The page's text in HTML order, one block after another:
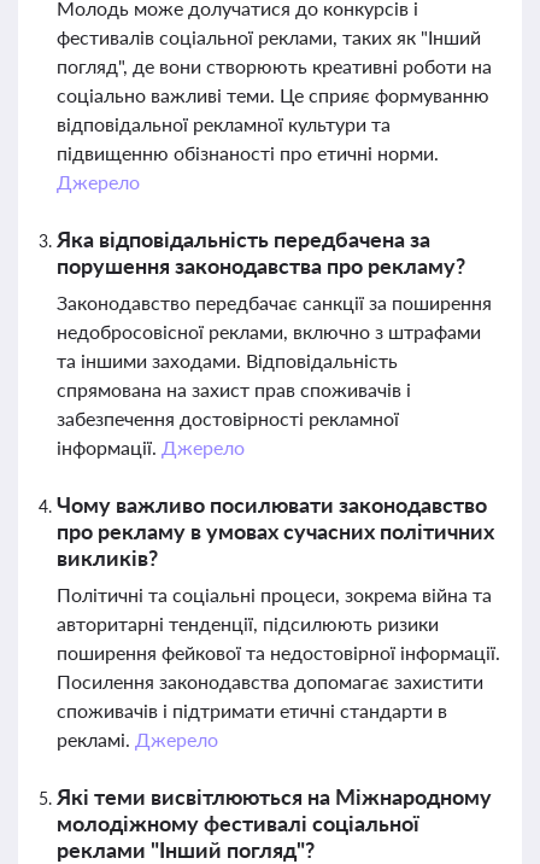
Молодь може долучатися до конкурсів і
фестивалів соціальної реклами, таких як "Інший
погляд", де вони створюють креативні роботи на
соціально важливі теми. Це сприяє формуванню
відповідальної рекламної культури та
підвищенню обізнаності про етичні норми.
Джерело
Яка відповідальність передбачена за
порушення законодавства про рекламу?
Законодавство передбачає санкції за поширення
недобросовісної реклами, включно з штрафами
та іншими заходами. Відповідальність
спрямована на захист прав споживачів і
забезпечення достовірності рекламної
інформації. Джерело
Чому важливо посилювати законодавство
про рекламу в умовах сучасних політичних
викликів?
Політичні та соціальні процеси, зокрема війна та
авторитарні тенденції, підсилюють ризики
поширення фейкової та недостовірної інформації.
Посилення законодавства допомагає захистити
споживачів і підтримати етичні стандарти в
рекламі. Джерело
Які теми висвітлюються на Міжнародному
молодіжному фестивалі соціальної
реклами "Інший погляд"?